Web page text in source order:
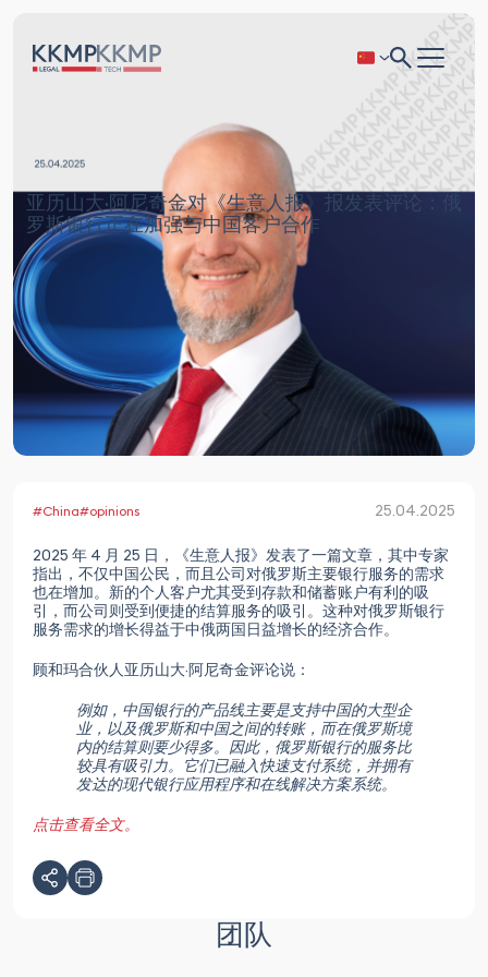
亚历山大·阿尼奇金对《生意人报》报发表评论：俄
罗斯银行正在加强与中国客户合作
#China#opinions 25.04.2025
2025 年 4 月 25 日，《生意人报》发表了一篇文章，其中专家
指出，不仅中国公民，而且公司对俄罗斯主要银行服务的需求
也在增加。新的个人客户尤其受到存款和储蓄账户有利的吸
引，而公司则受到便捷的结算服务的吸引。这种对俄罗斯银行
服务需求的增长得益于中俄两国日益增长的经济合作。
顾和玛合伙人亚历山大·阿尼奇金评论说：
例如，中国银行的产品线主要是支持中国的大型企
业，以及俄罗斯和中国之间的转账，而在俄罗斯境
内的结算则要少得多。因此，俄罗斯银行的服务比
较具有吸引力。它们已融入快速支付系统，并拥有
发达的现代银行应用程序和在线解决方案系统。
点击查看全文。
团队